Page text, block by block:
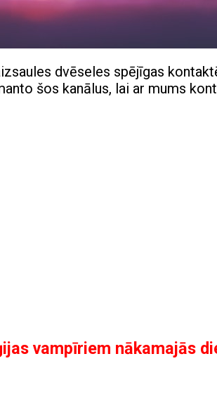
dvēseles spējīgas
šos kanālus, lai ar mums
vampīriem nākamajās